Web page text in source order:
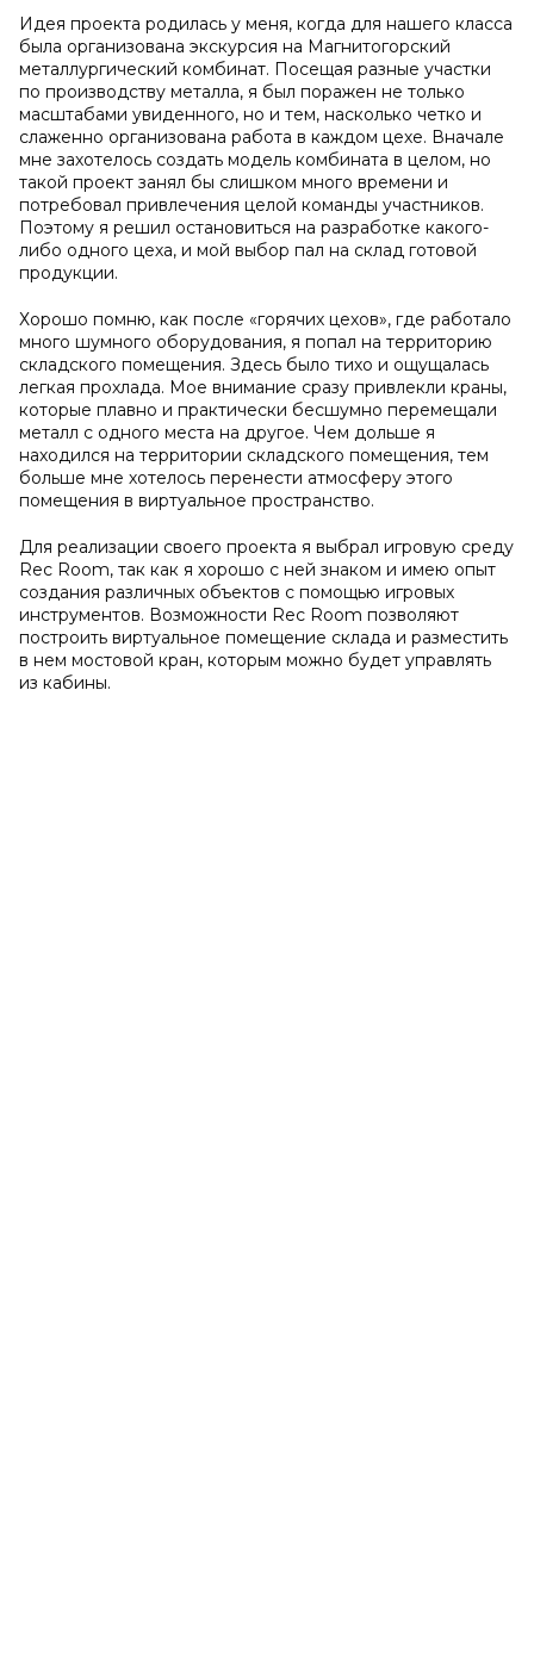
Идея проекта родилась у меня, когда для нашего класса
была организована экскурсия на Магнитогорский
металлургический комбинат. Посещая разные участки
по производству металла, я был поражен не только
масштабами увиденного, но и тем, насколько четко и
слаженно организована работа в каждом цехе. Вначале
мне захотелось создать модель комбината в целом, но
такой проект занял бы слишком много времени и
потребовал привлечения целой команды участников.
Поэтому я решил остановиться на разработке какого-
либо одного цеха, и мой выбор пал на склад готовой
продукции.
Хорошо помню, как после «горячих цехов», где работало
много шумного оборудования, я попал на территорию
складского помещения. Здесь было тихо и ощущалась
легкая прохлада. Мое внимание сразу привлекли краны,
которые плавно и практически бесшумно перемещали
металл с одного места на другое. Чем дольше я
находился на территории складского помещения, тем
больше мне хотелось перенести атмосферу этого
помещения в виртуальное пространство.
Для реализации своего проекта я выбрал игровую среду
Rec Room, так как я хорошо с ней знаком и имею опыт
создания различных объектов с помощью игровых
инструментов. Возможности Rec Room позволяют
построить виртуальное помещение склада и разместить
в нем мостовой кран, которым можно будет управлять
из кабины.